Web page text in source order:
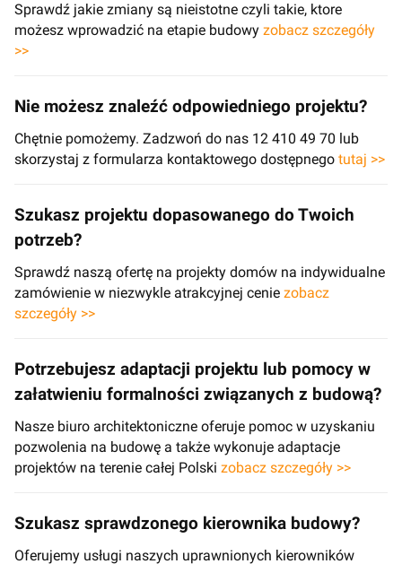
Sprawdź jakie zmiany są nieistotne czyli takie, ktore
możesz wprowadzić na etapie budowy zobacz szczegóły
>>
Nie możesz znaleźć odpowiedniego projektu?
Chętnie pomożemy. Zadzwoń do nas 12 410 49 70 lub
skorzystaj z formularza kontaktowego dostępnego tutaj >>
Szukasz projektu dopasowanego do Twoich
potrzeb?
Sprawdź naszą ofertę na projekty domów na indywidualne
zamówienie w niezwykle atrakcyjnej cenie zobacz
szczegóły >>
Potrzebujesz adaptacji projektu lub pomocy w
załatwieniu formalności związanych z budową?
Nasze biuro architektoniczne oferuje pomoc w uzyskaniu
pozwolenia na budowę a także wykonuje adaptacje
projektów na terenie całej Polski zobacz szczegóły >>
Szukasz sprawdzonego kierownika budowy?
Oferujemy usługi naszych uprawnionych kierowników